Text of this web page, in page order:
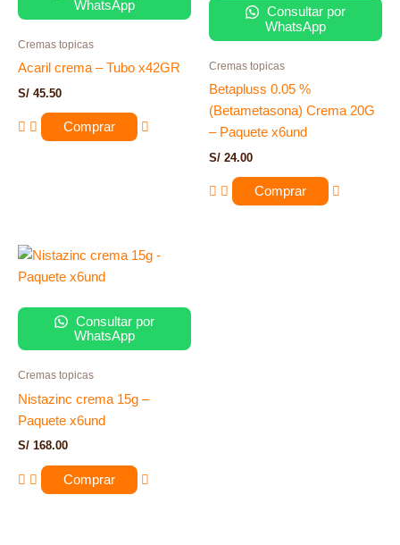
WhatsApp
Cremas topicas
Acaril crema – Tubo x42GR
S/ 45.50
Comprar
Consultar por
WhatsApp
Cremas topicas
Betapluss 0.05 %
(Betametasona) Crema 20G
– Paquete x6und
S/ 24.00
Comprar
Consultar por
WhatsApp
Cremas topicas
Nistazinc crema 15g –
Paquete x6und
S/ 168.00
Comprar